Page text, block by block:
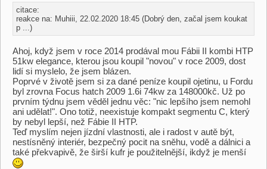
citace:
reakce na: Muhiii, 22.02.2020 18:45 (Dobrý den, začal jsem koukat
p ...)
Ahoj, když jsem v roce 2014 prodával mou Fábii II kombi HTP
51kw elegance, kterou jsou koupil "novou" v roce 2009, dost
lidí si myslelo, že jsem blázen.
Poprvé v životě jsem si za dané peníze koupil ojetinu, u Fordu
byl zrovna Focus hatch 2009 1.6i 74kw za 148000kč. Už po
prvním týdnu jsem věděl jednu věc: "nic lepšího jsem nemohl
ani udělat!". Ono totiž, neexistuje kompakt segmentu C, který
by nebyl lepší, než Fábie II HTP.
Teď myslím nejen jízdní vlastnosti, ale i radost v autě být,
nestísněný interiér, bezpečný pocit na sněhu, vodě a dálnici a
také překvapivě, že širší kufr je použitelnější, ikdyž je menší